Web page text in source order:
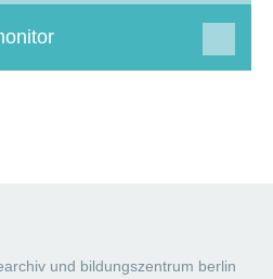
und bildungszentrum berlin